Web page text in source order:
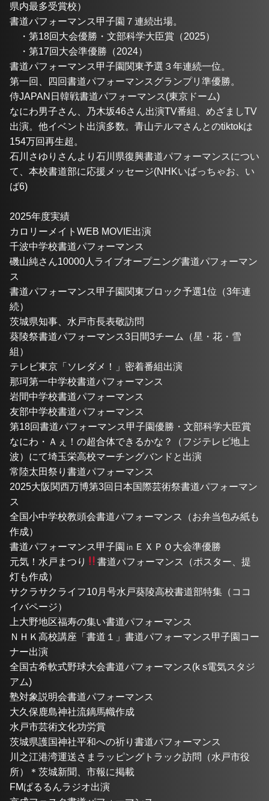
県内最多受賞校）
書道パフォーマンス甲子園７連続出場。
・第18回大会優勝・文部科学大臣賞（2025）
・第17回大会準優勝（2024）
書道パフォーマンス甲子園関東予選３年連続一位。
第一回、四回書道パフォーマンスグランプリ準優勝。
侍JAPAN日韓戦書道パフォーマンス(東京ドーム)
なにわ男子さん、乃木坂46さん出演TV番組、めざましTV
出演。他イベント出演多数。青山テルマさんとのtiktokは
154万回再生超。
石川さゆりさんより石川県復興書道パフォーマンスについ
て、本校書道部に応援メッセージ(NHKいばっちゃお、い
ば6)
2025年度実績
カロリーメイトWEB MOVIE出演
千波中学校書道パフォーマンス
磯山純さん10000人ライブオープニング書道パフォーマン
ス
書道パフォーマンス甲子園関東ブロック予選1位（3年連
続）
茨城県知事、水戸市長表敬訪問
葵陵祭書道パフォーマンス3日間3チーム（星・花・雪
組）
テレビ東京「ソレダメ！」密着番組出演
那珂第一中学校書道パフォーマンス
岩間中学校書道パフォーマンス
友部中学校書道パフォーマンス
第18回書道パフォーマンス甲子園優勝・文部科学大臣賞
なにわ・Ａぇ！の超合体できるかな？（フジテレビ地上
波）にて埼玉栄高校マーチングバンドと出演
常陸太田祭り書道パフォーマンス
2025大阪関西万博第3回日本国際芸術祭書道パフォーマン
ス
全国小中学校教頭会書道パフォーマンス（お弁当包み紙も
作成）
書道パフォーマンス甲子園㏌ＥＸＰＯ大会準優勝
元気！水戸まつり
書道パフォーマンス（ポスター、提
灯も作成）
サクラサクライフ10月号水戸葵陵高校書道部特集（ココ
イバページ）
上大野地区福寿の集い書道パフォーマンス
ＮＨＫ高校講座「書道１」書道パフォーマンス甲子園コー
ナー出演
全国古希軟式野球大会書道パフォーマンス(k s電気スタジ
アム)
塾対象説明会書道パフォーマンス
大久保鹿島神社流鏑馬幟作成
水戸市芸術文化功労賞
茨城県護国神社平和への祈り書道パフォーマンス
川之江港湾運送さまラッピングトラック訪問（水戸市役
所）＊茨城新聞、市報に掲載
FMぱるるんラジオ出演